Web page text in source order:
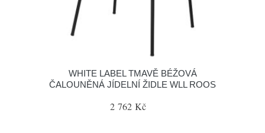
WHITE LABEL TMAVĚ BÉŽOVÁ
ČALOUNĚNÁ JÍDELNÍ ŽIDLE WLL ROOS
2 762 Kč